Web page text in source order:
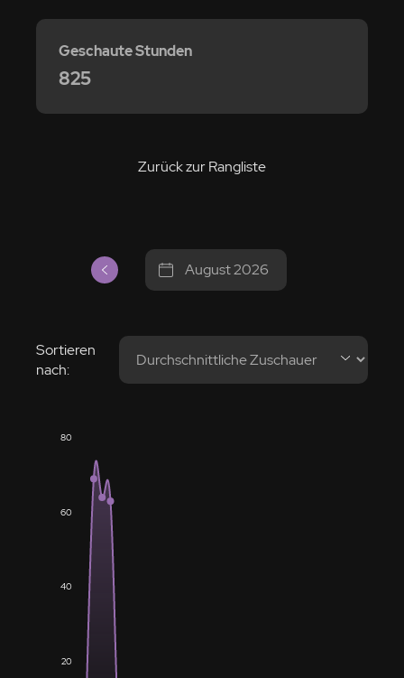
Zurück zur Rangliste
Geschaute Stunden
825
August 2026
Sortieren
nach:
20
40
60
80